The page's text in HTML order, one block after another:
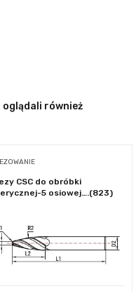
również
CSC do obróbki
5 osiowej….(823)